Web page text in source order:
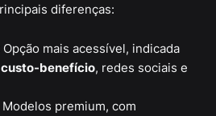
diferenças:
Opção mais acessível, indicada
custo-benefício, redes sociais e
Modelos premium, com